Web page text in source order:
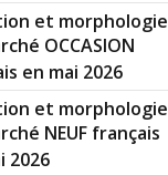
et morphologie
OCCASION
en mai 2026
et morphologie
NEUF français
2026